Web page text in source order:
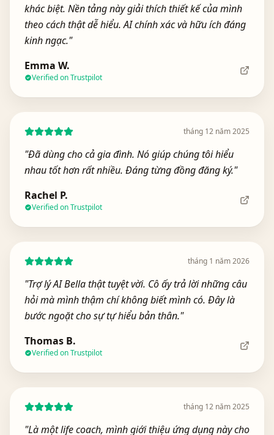
khác biệt. Nền tảng này giải thích thiết kế của mình
theo cách thật dễ hiểu. AI chính xác và hữu ích đáng
kinh ngạc."
Emma W.
Verified on Trustpilot
tháng 12 năm 2025
"Đã dùng cho cả gia đình. Nó giúp chúng tôi hiểu
nhau tốt hơn rất nhiều. Đáng từng đồng đăng ký."
Rachel P.
Verified on Trustpilot
tháng 1 năm 2026
"Trợ lý AI Bella thật tuyệt vời. Cô ấy trả lời những câu
hỏi mà mình thậm chí không biết mình có. Đây là
bước ngoặt cho sự tự hiểu bản thân."
Thomas B.
Verified on Trustpilot
tháng 12 năm 2025
"Là một life coach, mình giới thiệu ứng dụng này cho